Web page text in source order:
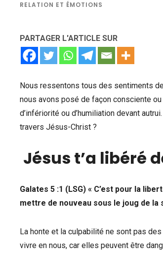
RELATION ET ÉMOTIONS
PARTAGER L'ARTICLE SUR
Nous ressentons tous des sentiments
nous avons posé de façon consciente
d’infériorité ou d’humiliation devant
travers Jésus-Christ ?
Jésus t’a libéré
Galates 5 :1 (LSG) « C’est pour la
mettre de nouveau sous le joug de la
La honte et la culpabilité ne sont pas
vivre en nous, car elles peuvent être